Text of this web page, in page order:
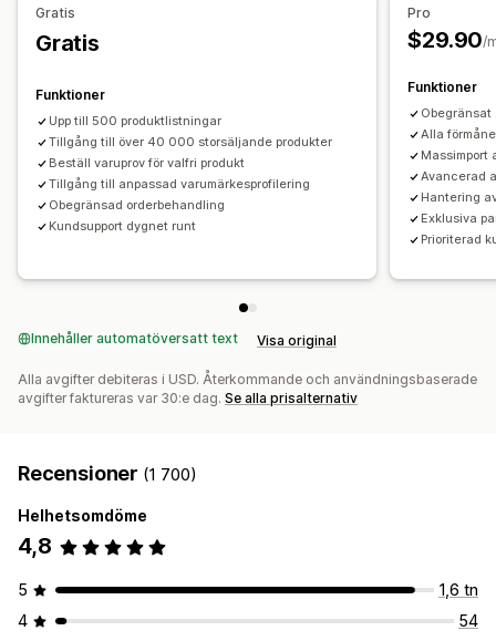
Leveransalternativ
Vit etikett
Inkluderande prissättning
Gratis
Gratis
Funktioner
Upp till 500 produktlistningar
Tillgång till över 40 000 storsäljande produkter
Beställ varuprov för valfri produkt
Tillgång till anpassad varumärkesprofilering
Obegränsad orderbehandling
Kundsupport dygnet runt
Pro
$29.90/
Funktioner
Alla
Massimport
Avancerad
Hantering
Exklusiva
Prioriterad
Innehåller automatöversatt text Visa original
Alla avgifter debiteras i USD. Återkommande och användningsbaserade
avgifter faktureras var 30:e dag. Se alla prisalternativ
Recensioner (1 700)
Helhetsomdöme
4,8
5
1,6 tn
4
54